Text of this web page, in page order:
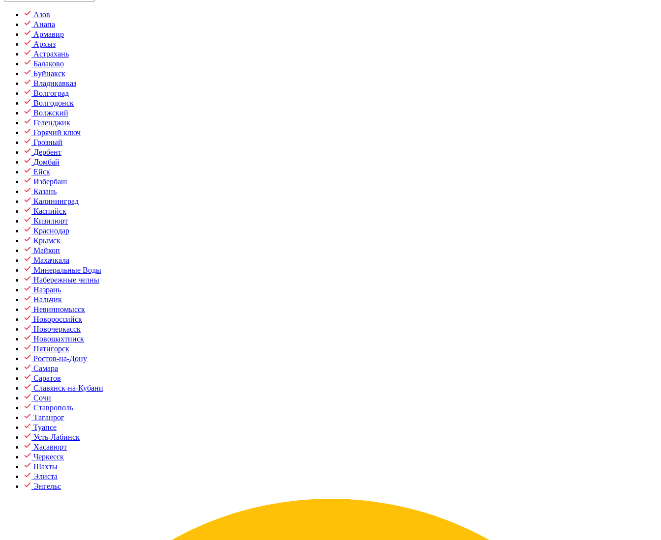
Азов
Анапа
Армавир
Архыз
Астрахань
Балаково
Буйнакск
Владикавказ
Волгоград
Волгодонск
Волжский
Геленджик
Горячий ключ
Грозный
Дербент
Домбай
Ейск
Избербаш
Казань
Калининград
Каспийск
Кизилюрт
Краснодар
Крымск
Майкоп
Махачкала
Минеральные Воды
Набережные челны
Назрань
Нальчик
Невинномысск
Новороссийск
Новочеркасск
Новошахтинск
Пятигорск
Ростов-на-Дону
Самара
Саратов
Славянск-на-Кубани
Сочи
Ставрополь
Таганрог
Туапсе
Усть-Лабинск
Хасавюрт
Черкесск
Шахты
Элиста
Энгельс